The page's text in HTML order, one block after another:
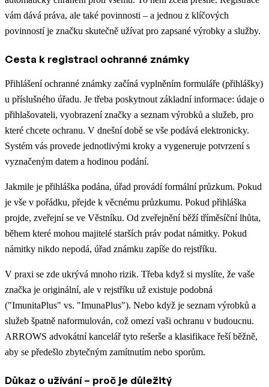
vám dává práva, ale také povinnosti – a jednou z klíčových
povinností je značku skutečně užívat pro zapsané výrobky a služby.
Cesta k registraci ochranné známky
Přihlášení ochranné známky začíná vyplněním formuláře (přihlášky)
u příslušného úřadu. Je třeba poskytnout základní informace: údaje o
přihlašovateli, vyobrazení značky a seznam výrobků a služeb, pro
které chcete ochranu. V dnešní době se vše podává elektronicky.
Systém vás provede jednotlivými kroky a vygeneruje potvrzení s
vyznačeným datem a hodinou podání.
Jakmile je přihláška podána, úřad provádí formální průzkum. Pokud
je vše v pořádku, přejde k věcnému průzkumu. Pokud přihláška
projde, zveřejní se ve Věstníku. Od zveřejnění běží tříměsíční lhůta,
během které mohou majitelé starších práv podat námitky. Pokud
námitky nikdo nepodá, úřad známku zapíše do rejstříku.
V praxi se zde ukrývá mnoho rizik. Třeba když si myslíte, že vaše
značka je originální, ale v rejstříku už existuje podobná
("ImunitaPlus" vs. "ImunaPlus"). Nebo když je seznam výrobků a
služeb špatně naformulován, což omezí vaši ochranu v budoucnu.
ARROWS advokátní kancelář tyto rešerše a klasifikace řeší běžně,
aby se předešlo zbytečným zamítnutím nebo sporům.
Důkaz o užívání – proč je důležitý